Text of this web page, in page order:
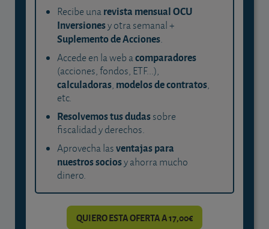
Recibe unarevista mensual OCU
Inversionesy otra semanal +
Suplemento de Acciones.
Accede en la web acomparadores
(acciones, fondos, ETF...),
calculadoras, modelos de contratos,
etc.
Resolvemos tus dudassobre
fiscalidad y derechos.
Aprovecha lasventajas para
nuestros sociosy ahorra mucho
dinero.
QUIERO ESTA OFERTA A 17,00€